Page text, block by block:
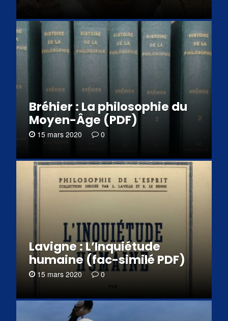
Bréhier : La philosophie du
Moyen-Âge (PDF)
15 mars 2020 0
Lavigne : L’Inquiétude
humaine (fac-similé PDF)
15 mars 2020 0